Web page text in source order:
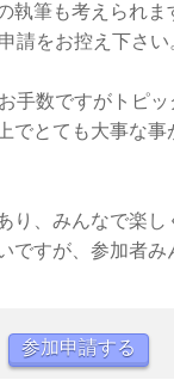
執筆も考えられま
請をお控え下さい
手数ですがトピ
でとても大事な事
り、みんなで楽し
ですが、参加者み
参加申請する